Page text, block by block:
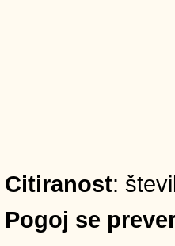
Citiranost:
Pogoj se